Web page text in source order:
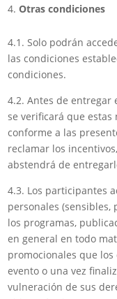
Otras condiciones
4.1. Solo podrán
las condiciones
condiciones.
4.2. Antes de entregar
se verificará que
conforme a las
reclamar los
abstendrá de
4.3. Los participantes
personales (sensibles,
los programas,
en general en todo
promocionales que
evento o una vez
vulneración de sus